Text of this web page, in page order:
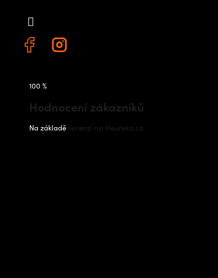
100 %
Hodnocení zákazníků
Na základě recenzí na Heureka.cz